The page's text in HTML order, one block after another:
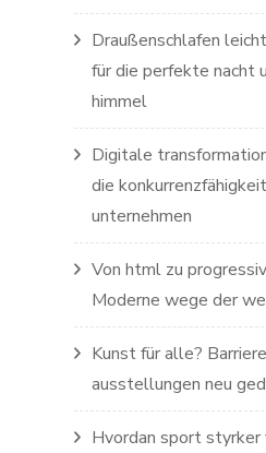
Draußenschlafen
für die perfekte nacht
himmel
Digitale
die
unternehmen
Von html zu
Moderne wege der
Kunst für alle?
ausstellungen neu
Hvordan sport